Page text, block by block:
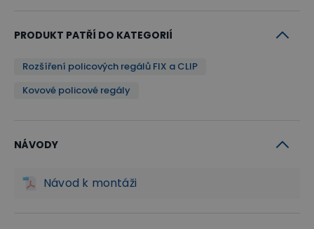
PRODUKT PATŘÍ DO KATEGORIÍ
Rozšíření policových regálů FIX a CLIP
Kovové policové regály
NÁVODY
Návod k montáži